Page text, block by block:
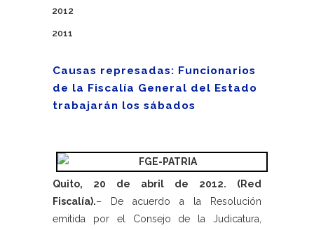
2012
2011
Causas represadas: Funcionarios
de la Fiscalía General del Estado
trabajarán los sábados
Quito, 20 de abril de 2012. (Red
Fiscalía).– De acuerdo a la Resolución
emitida por el Consejo de la Judicatura,